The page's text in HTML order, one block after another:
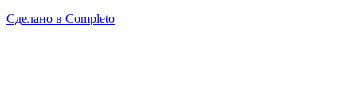
Сделано в Completo